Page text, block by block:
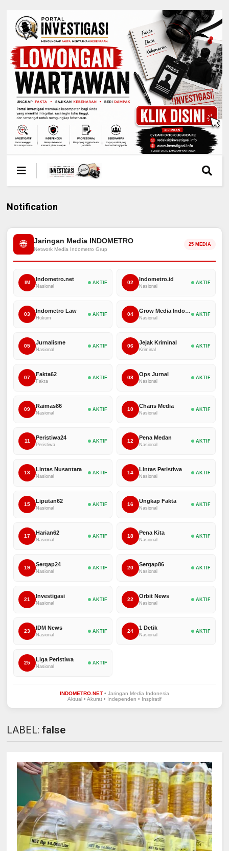
Notification
🌐 Jaringan Media INDOMETRO
Network Media Indometro Grup
25 MEDIA
IM
Indometro.net
Nasional
AKTIF 02
Indometro.id
Nasional
AKTIF
03
Indometro Law
Hukum
AKTIF 04
Grow Media Indonesia
Nasional
AKTIF
05
Jurnalisme
Nasional
AKTIF 06
Jejak Kriminal
Kriminal
AKTIF
07
Fakta62
Fakta
AKTIF 08
Ops Jurnal
Nasional
AKTIF
09
Raimas86
Nasional
AKTIF 10
Chans Media
Nasional
AKTIF
11
Peristiwa24
Peristiwa
AKTIF 12
Pena Medan
Nasional
AKTIF
13
Lintas Nusantara
Nasional
AKTIF 14
Lintas Peristiwa
Nasional
AKTIF
15
Liputan62
Nasional
AKTIF 16
Ungkap Fakta
Nasional
AKTIF
17
Harian62
Nasional
AKTIF 18
Pena Kita
Nasional
AKTIF
19
Sergap24
Nasional
AKTIF 20
Sergap86
Nasional
AKTIF
21
Investigasi
Nasional
AKTIF 22
Orbit News
Nasional
AKTIF
23
IDM News
Nasional
AKTIF 24
1 Detik
Nasional
AKTIF
25
Liga Peristiwa
Nasional
AKTIF
INDOMETRO.NET• Jaringan Media Indonesia
Aktual • Akurat • Independen • Inspiratif
LABEL:false